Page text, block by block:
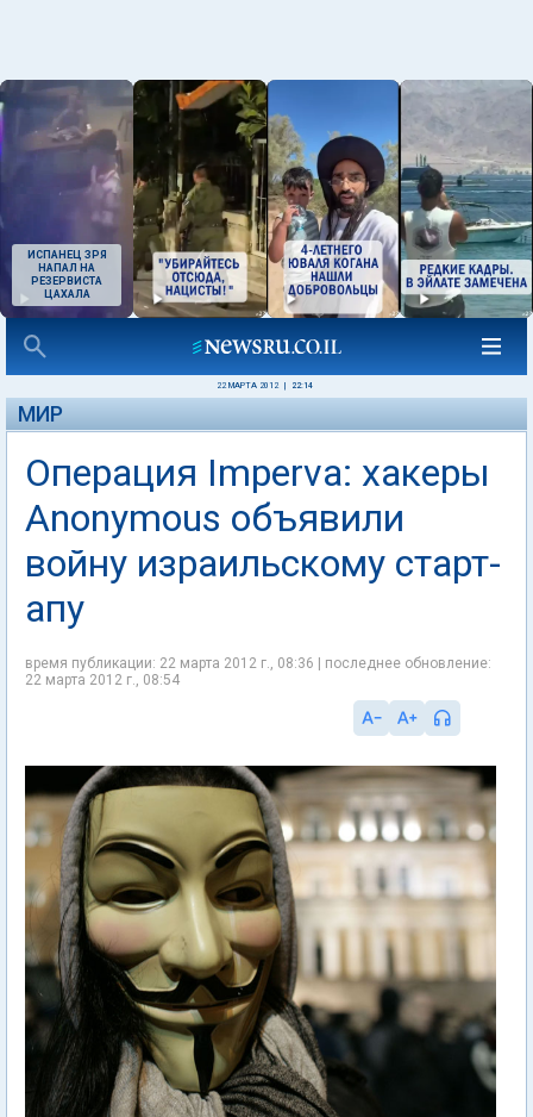
ИСПАНЕЦ ЗРЯ
НАПАЛ НА
РЕЗЕРВИСТА
ЦАХАЛА
22 МАРТА 2012 22:14
МИР
Операция Imperva: хакеры
Anonymous объявили
войну израильскому старт-
апу
время публикации: 22 марта 2012 г., 08:36 | последнее обновление:
22 марта 2012 г., 08:54